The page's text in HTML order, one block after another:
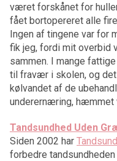
været forskånet for
fået bortopereret alle
Ingen af tingene var for
fik jeg, fordi mit overbid
sammen. I mange
til fravær i skolen, og
kølvandet af de
underernæring,
Tandsundhed Uden
Siden 2002 har
forbedre